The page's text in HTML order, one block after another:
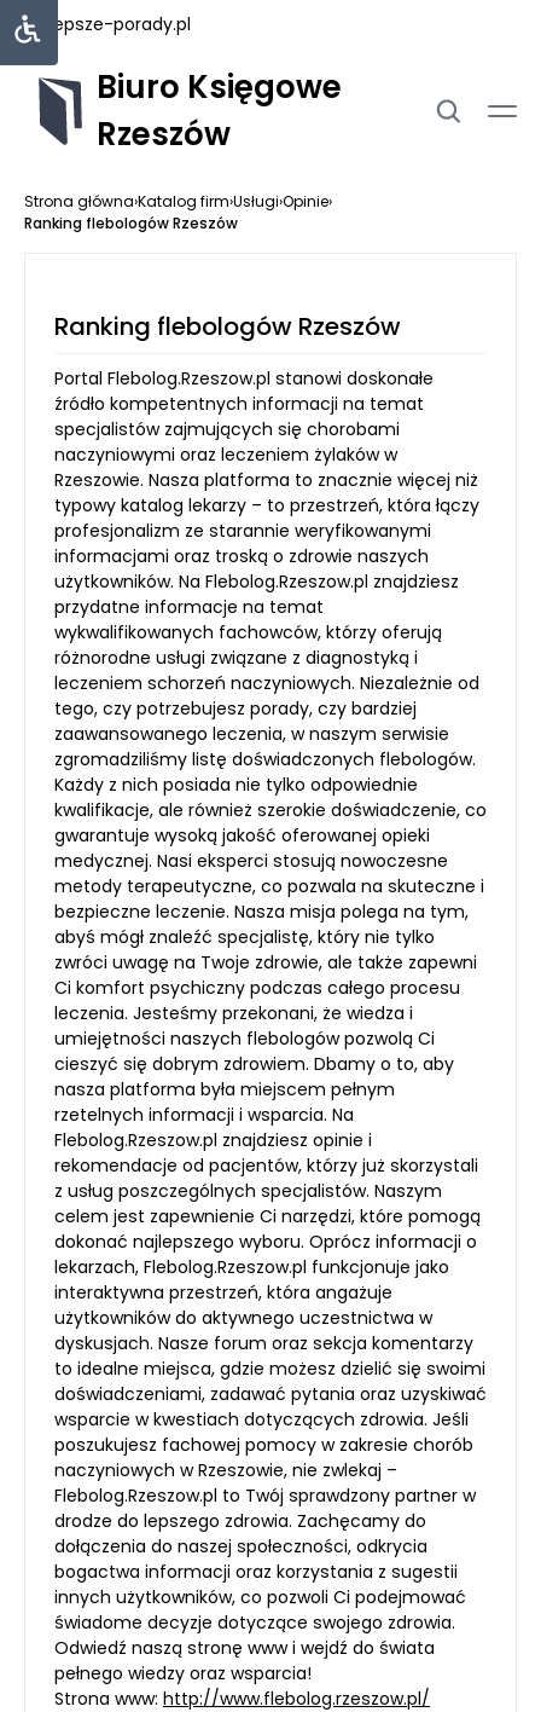
najlepsze-porady.pl
Biuro Księgowe
Rzeszów
Strona główna›Katalog firm›Usługi›Opinie›
Ranking flebologów Rzeszów
Ranking flebologów Rzeszów
Portal Flebolog.Rzeszow.pl stanowi doskonałe
źródło kompetentnych informacji na temat
specjalistów zajmujących się chorobami
naczyniowymi oraz leczeniem żylaków w
Rzeszowie. Nasza platforma to znacznie więcej niż
typowy katalog lekarzy – to przestrzeń, która łączy
profesjonalizm ze starannie weryfikowanymi
informacjami oraz troską o zdrowie naszych
użytkowników. Na Flebolog.Rzeszow.pl znajdziesz
przydatne informacje na temat
wykwalifikowanych fachowców, którzy oferują
różnorodne usługi związane z diagnostyką i
leczeniem schorzeń naczyniowych. Niezależnie od
tego, czy potrzebujesz porady, czy bardziej
zaawansowanego leczenia, w naszym serwisie
zgromadziliśmy listę doświadczonych flebologów.
Każdy z nich posiada nie tylko odpowiednie
kwalifikacje, ale również szerokie doświadczenie, co
gwarantuje wysoką jakość oferowanej opieki
medycznej. Nasi eksperci stosują nowoczesne
metody terapeutyczne, co pozwala na skuteczne i
bezpieczne leczenie. Nasza misja polega na tym,
abyś mógł znaleźć specjalistę, który nie tylko
zwróci uwagę na Twoje zdrowie, ale także zapewni
Ci komfort psychiczny podczas całego procesu
leczenia. Jesteśmy przekonani, że wiedza i
umiejętności naszych flebologów pozwolą Ci
cieszyć się dobrym zdrowiem. Dbamy o to, aby
nasza platforma była miejscem pełnym
rzetelnych informacji i wsparcia. Na
Flebolog.Rzeszow.pl znajdziesz opinie i
rekomendacje od pacjentów, którzy już skorzystali
z usług poszczególnych specjalistów. Naszym
celem jest zapewnienie Ci narzędzi, które pomogą
dokonać najlepszego wyboru. Oprócz informacji o
lekarzach, Flebolog.Rzeszow.pl funkcjonuje jako
interaktywna przestrzeń, która angażuje
użytkowników do aktywnego uczestnictwa w
dyskusjach. Nasze forum oraz sekcja komentarzy
to idealne miejsca, gdzie możesz dzielić się swoimi
doświadczeniami, zadawać pytania oraz uzyskiwać
wsparcie w kwestiach dotyczących zdrowia. Jeśli
poszukujesz fachowej pomocy w zakresie chorób
naczyniowych w Rzeszowie, nie zwlekaj –
Flebolog.Rzeszow.pl to Twój sprawdzony partner w
drodze do lepszego zdrowia. Zachęcamy do
dołączenia do naszej społeczności, odkrycia
bogactwa informacji oraz korzystania z sugestii
innych użytkowników, co pozwoli Ci podejmować
świadome decyzje dotyczące swojego zdrowia.
Odwiedź naszą stronę www i wejdź do świata
pełnego wiedzy oraz wsparcia!
Strona www: http://www.flebolog.rzeszow.pl/